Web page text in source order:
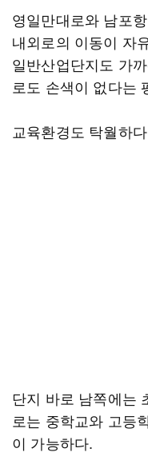
영일만대로와 남포
내외로의 이동이 자
일반산업단지도 가
로도 손색이 없다는
교육환경도 탁월하
단지 바로 남쪽에는
로는 중학교와 고등
이 가능하다.